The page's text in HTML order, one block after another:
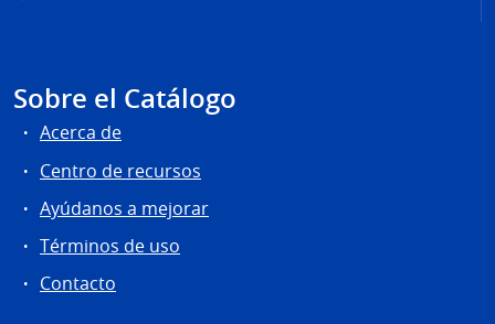
Sobre el Catálogo
Acerca de
Centro de recursos
Ayúdanos a mejorar
Términos de uso
Contacto